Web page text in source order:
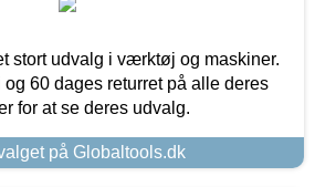
stort udvalg i værktøj og maskiner.
60 dages returret på alle deres
for at se deres udvalg.
på Globaltools.dk